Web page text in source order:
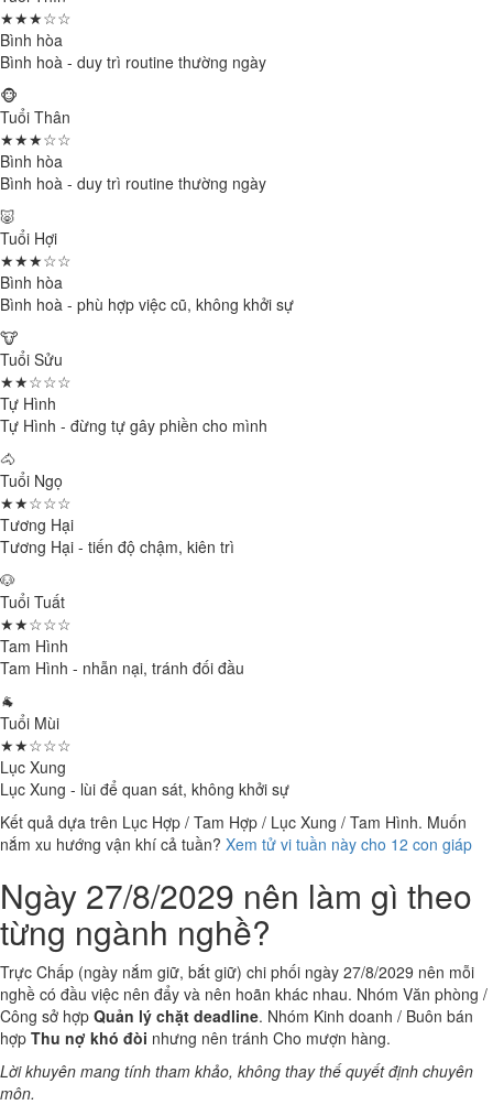
★★★☆☆
Bình hòa
Bình hoà - duy trì routine thường ngày
🐵
Tuổi Thân
★★★☆☆
Bình hòa
Bình hoà - duy trì routine thường ngày
🐷
Tuổi Hợi
★★★☆☆
Bình hòa
Bình hoà - phù hợp việc cũ, không khởi sự
🐮
Tuổi Sửu
★★☆☆☆
Tự Hình
Tự Hình - đừng tự gây phiền cho mình
🐴
Tuổi Ngọ
★★☆☆☆
Tương Hại
Tương Hại - tiến độ chậm, kiên trì
🐶
Tuổi Tuất
★★☆☆☆
Tam Hình
Tam Hình - nhẫn nại, tránh đối đầu
🐐
Tuổi Mùi
★★☆☆☆
Lục Xung
Lục Xung - lùi để quan sát, không khởi sự
Kết quả dựa trên Lục Hợp / Tam Hợp / Lục Xung / Tam Hình. Muốn
nắm xu hướng vận khí cả tuần? Xem tử vi tuần này cho 12 con giáp
Ngày 27/8/2029 nên làm gì theo
từng ngành nghề?
Trực Chấp (ngày nắm giữ, bắt giữ) chi phối ngày 27/8/2029 nên mỗi
nghề có đầu việc nên đẩy và nên hoãn khác nhau. Nhóm Văn phòng /
Công sở hợp Quản lý chặt deadline. Nhóm Kinh doanh / Buôn bán
hợp Thu nợ khó đòi nhưng nên tránh Cho mượn hàng.
Lời khuyên mang tính tham khảo, không thay thế quyết định chuyên
môn.